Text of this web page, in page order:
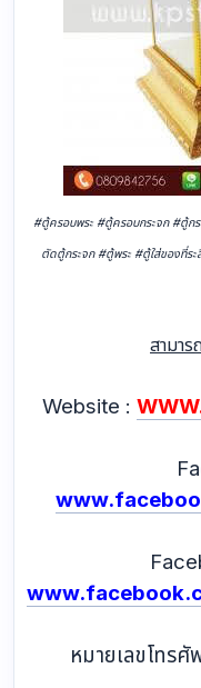
#ตู้ครอบพระ #ตู้ครอบกระจก #ตู้ก
ตัดตู้กระจก #ตู้พระ #ตู้ใส่ของที่ร
สามา
Website :
หมายเลขโทรศั